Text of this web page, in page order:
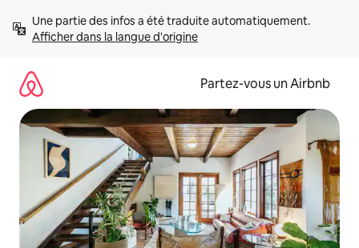
directement
Afficher dans la langue d'origine
Partez-vous un Airbnb